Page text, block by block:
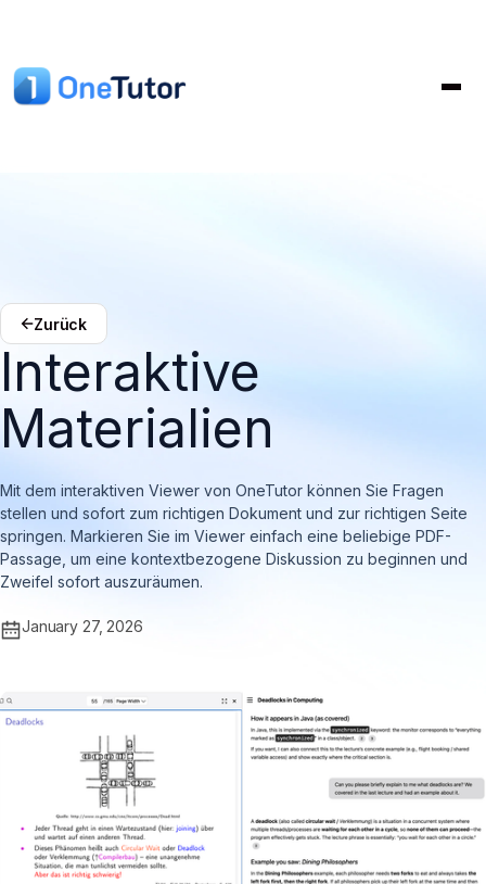
Zurück
Interaktive
Materialien
Mit dem interaktiven Viewer von OneTutor können Sie Fragen
stellen und sofort zum richtigen Dokument und zur richtigen Seite
springen. Markieren Sie im Viewer einfach eine beliebige PDF-
Passage, um eine kontextbezogene Diskussion zu beginnen und
Zweifel sofort auszuräumen.
January 27, 2026